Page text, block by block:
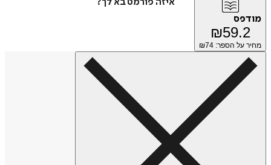
איזה פורמט בא לך?
מודפס
₪59.2
מחיר על הספר: ₪ 74